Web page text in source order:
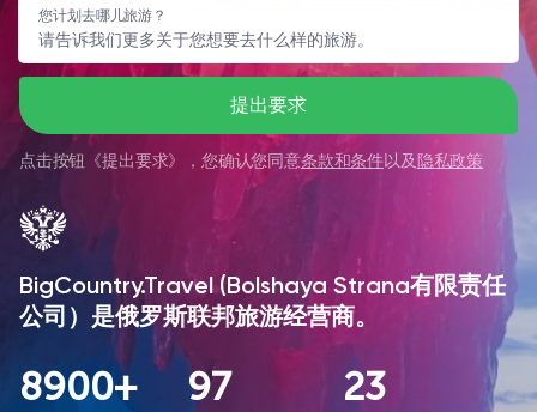
您计划去哪儿旅游？
提出要求
点击按钮《提出要求》，您确认您同意条款和条件以及 隐私政策
BigCountry.Travel (Bolshaya Strana有限责任
公司）是俄罗斯联邦旅游经营商。
8900+ 97 23